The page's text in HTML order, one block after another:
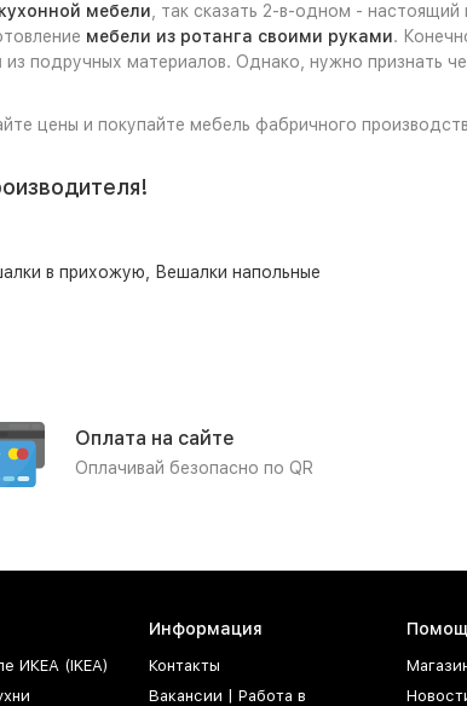
мебели , так сказать 2-в-одном -
мебели из ротанга своими руками.
из подручных материалов. Однако, нужно признать
цены и покупайте мебель фабричного
в прихожую Вешалки напольные
Оплата на сайте
Оплачивай безопасно по QR
ИКЕА (IKEA)
Информация
Контакты
Вакансии | Работа в